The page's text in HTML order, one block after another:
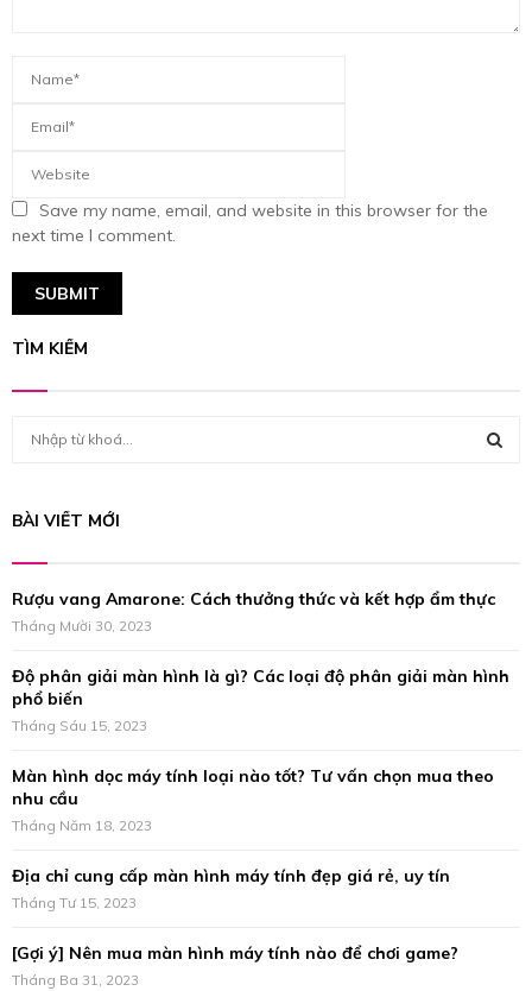
Save my name, email, and website in this browser for the
next time I comment.
TÌM KIẾM
c
o
r
C
BÀI VIẾT MỚI
Rượu vang Amarone: Cách thưởng thức và kết hợp ẩm thực
Tháng Mười 30, 2023
Độ phân giải màn hình là gì? Các loại độ phân giải màn hình
phổ biến
Tháng Sáu 15, 2023
Màn hình dọc máy tính loại nào tốt? Tư vấn chọn mua theo
nhu cầu
Tháng Năm 18, 2023
Địa chỉ cung cấp màn hình máy tính đẹp giá rẻ, uy tín
Tháng Tư 15, 2023
[Gợi ý] Nên mua màn hình máy tính nào để chơi game?
Tháng Ba 31, 2023